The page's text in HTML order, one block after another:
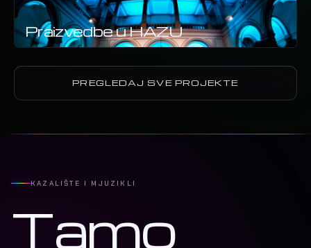
Praizvedbe u HAZU
PREGLEDAJ SVE PROJEKTE
KAZALIŠTE I MJUZIKLI
Tamo